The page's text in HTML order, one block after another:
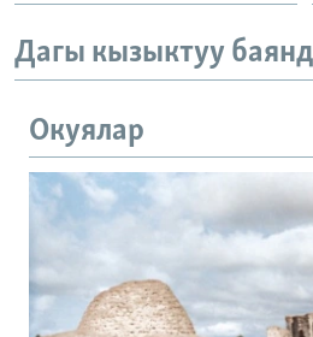
Дагы кызыктуу
Окуялар